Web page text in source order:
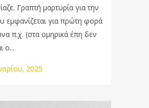
Γραπτή μαρτυρία για την
εμφανίζεται για πρώτη φορά
π.χ. (στα ομηρικά έπη δεν
ο...
2025